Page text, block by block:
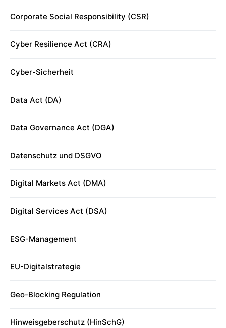
Corporate Social Responsibility (CSR)
Cyber Resilience Act (CRA)
Cyber-Sicherheit
Data Act (DA)
Data Governance Act (DGA)
Datenschutz und DSGVO
Digital Markets Act (DMA)
Digital Services Act (DSA)
ESG-Management
EU-Digitalstrategie
Geo-Blocking Regulation
Hinweisgeberschutz (HinSchG)